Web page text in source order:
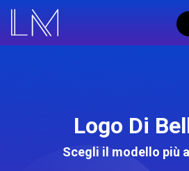
Logo Di
Scegli il modello più